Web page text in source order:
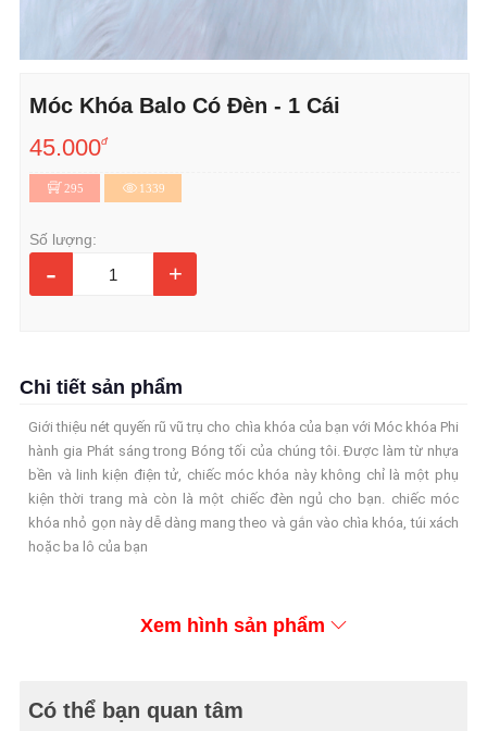
Móc Khóa Balo Có Đèn - 1 Cái
45.000đ
295 1339
Số lượng:
- +
Chi tiết sản phẩm
Giới thiệu nét quyến rũ vũ trụ cho chìa khóa của bạn với Móc khóa Phi
hành gia Phát sáng trong Bóng tối của chúng tôi. Được làm từ nhựa
bền và linh kiện điện tử, chiếc móc khóa này không chỉ là một phụ
kiện thời trang mà còn là một chiếc đèn ngủ cho bạn. chiếc móc
khóa nhỏ gọn này dễ dàng mang theo và gắn vào chìa khóa, túi xách
hoặc ba lô của bạn
Xem hình sản phẩm
Có thể bạn quan tâm